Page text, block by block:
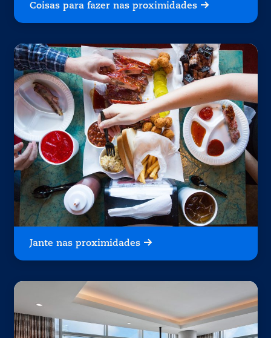
Coisas para fazer nas proximidades
Jante nas proximidades